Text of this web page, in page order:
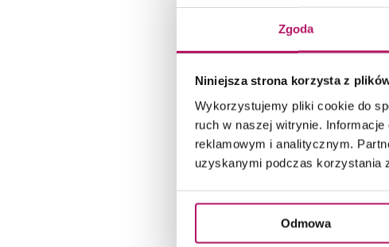
Zgoda
Niniejsza strona korzysta z
Wykorzystujemy pliki cookie do
ruch w naszej witrynie.
reklamowym i analitycznym.
uzyskanymi podczas korzystania
Odmowa